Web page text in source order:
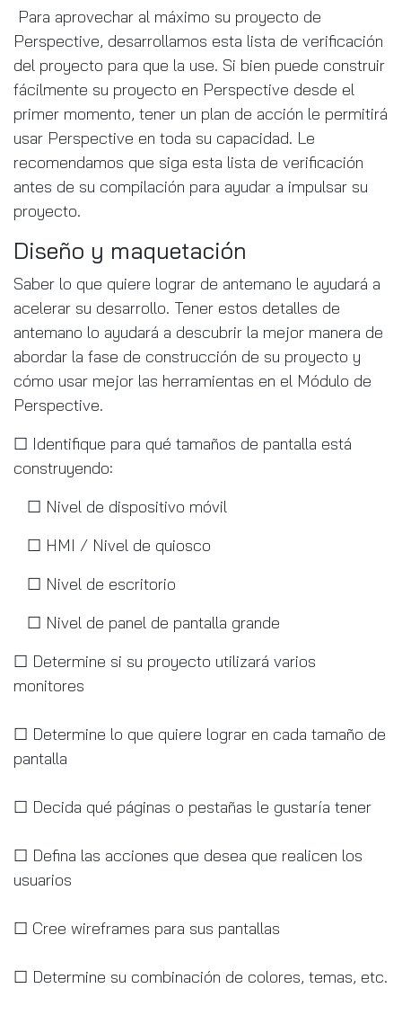
Para aprovechar al máximo su proyecto de
Perspective, desarrollamos esta lista de verificación
del proyecto para que la use. Si bien puede construir
fácilmente su proyecto en Perspective desde el
primer momento, tener un plan de acción le permitirá
usar Perspective en toda su capacidad. Le
recomendamos que siga esta lista de verificación
antes de su compilación para ayudar a impulsar su
proyecto.
Diseño y maquetación
Saber lo que quiere lograr de antemano le ayudará a
acelerar su desarrollo. Tener estos detalles de
antemano lo ayudará a descubrir la mejor manera de
abordar la fase de construcción de su proyecto y
cómo usar mejor las herramientas en el Módulo de
Perspective.
☐ Identifique para qué tamaños de pantalla está
construyendo:
☐ Nivel de dispositivo móvil
☐ HMI / Nivel de quiosco
☐ Nivel de escritorio
☐ Nivel de panel de pantalla grande
☐ Determine si su proyecto utilizará varios
monitores
☐ Determine lo que quiere lograr en cada tamaño de
pantalla
☐ Decida qué páginas o pestañas le gustaría tener
☐ Defina las acciones que desea que realicen los
usuarios
☐ Cree wireframes para sus pantallas
☐ Determine su combinación de colores, temas, etc.